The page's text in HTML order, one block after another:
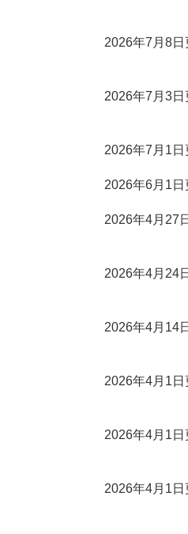
2026年7月8日
2026年7月3日
2026年7月1日
2026年6月1日
2026年4月27
2026年4月24
2026年4月14
2026年4月1日
2026年4月1日
2026年4月1日